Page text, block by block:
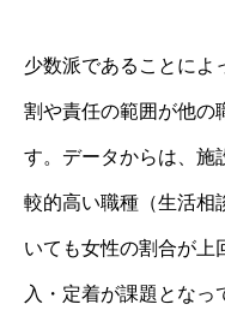
少数派であることによ
割や責任の範囲が他の
す。データからは、施
較的高い職種（生活相
いても女性の割合が上
入・定着が課題となっ